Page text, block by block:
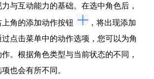
与互动能力的基础。在选中角色后，
角的添加动作按钮
，将出现添加
点击菜单中的动作选项，您可以为角
。根据角色类型与当前状态的不同，
也会有所不同。